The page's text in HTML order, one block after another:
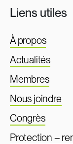
Liens utiles
À propos
Actualités
Membres
Nous joindre
Congrès
Protection –